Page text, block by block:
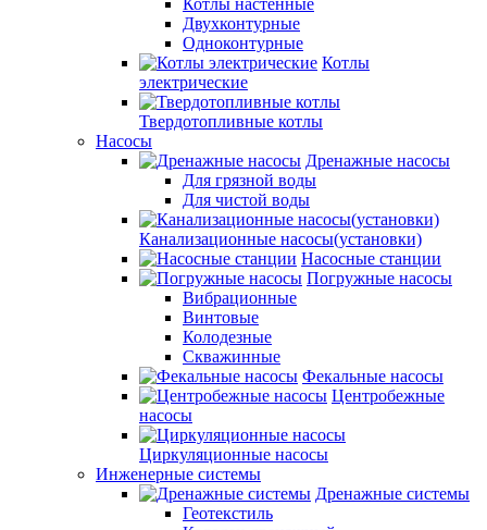
Котлы настенные
Двухконтурные
Одноконтурные
Котлы
электрические
Твердотопливные котлы
Насосы
Дренажные насосы
Для грязной воды
Для чистой воды
Канализационные насосы(установки)
Насосные станции
Погружные насосы
Вибрационные
Винтовые
Колодезные
Скважинные
Фекальные насосы
Центробежные
насосы
Циркуляционные насосы
Инженерные системы
Дренажные системы
Геотекстиль